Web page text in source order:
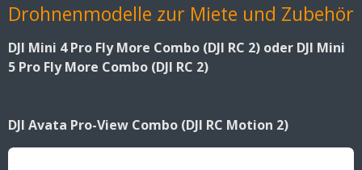
Drohnenmodelle zur Miete und Zubehör
DJI Mini 4 Pro Fly More Combo (DJI RC 2) oder DJI Mini
5 Pro Fly More Combo (DJI RC 2)
DJI Avata Pro-View Combo (DJI RC Motion 2)